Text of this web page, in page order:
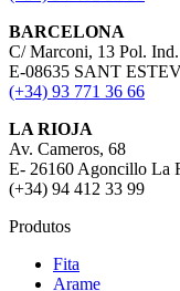
BARCELONA
C/ Marconi, 13 Pol.
E-08635 SANT
(+34) 93 771 36 66
LA RIOJA
Av. Cameros, 68
E- 26160 Agoncillo La
(+34) 94 412 33 99
Produtos
Fita
Arame